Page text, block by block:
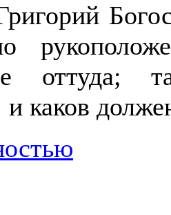
и каков